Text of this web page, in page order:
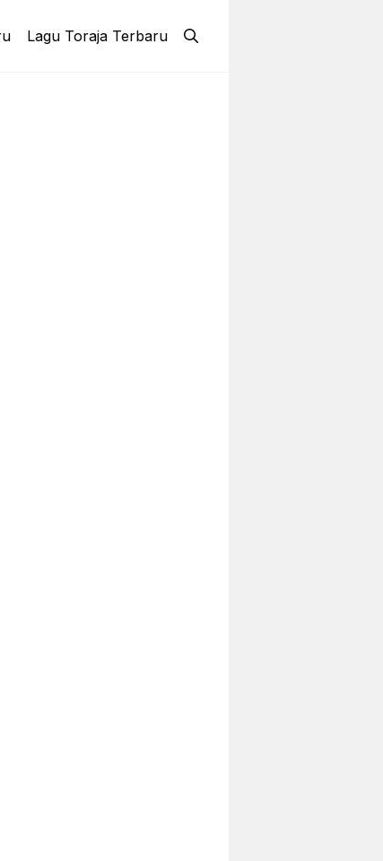
Lagu Toraja Terbaru